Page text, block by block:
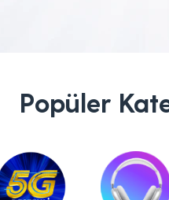
Popüler